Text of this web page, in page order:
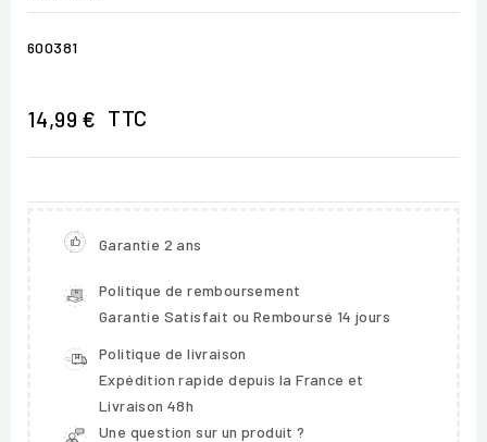
600381
14,99 € TTC
Garantie 2 ans
Politique de remboursement
Garantie Satisfait ou Remboursé 14 jours
Politique de livraison
Expédition rapide depuis la France et
Livraison 48h
Une question sur un produit ?